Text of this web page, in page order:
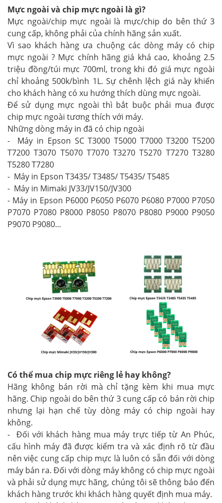
Mực ngoài và chip mực ngoài là gì?
Mực ngoài/chip mực ngoài là mực/chip do bên thứ 3
cung cấp, không phải của chính hãng sản xuất.
Vì sao khách hàng ưa chuộng các dòng máy có chip
mực ngoài ? Mực chính hãng giá khá cao, khoảng 2.5
triệu đồng/túi mực 700ml, trong khi đó giá mực ngoài
chỉ khoảng 500k/bình 1L. Sự chênh lệch giá này khiến
cho khách hàng có xu hướng thích dùng mực ngoài.
Để sử dụng mực ngoài thì bắt buộc phải mua được
chip mực ngoài tương thích với máy.
Những dòng máy in đã có chip ngoài
- Máy in Epson SC T3000 T5000 T7000 T3200 T5200
T7200 T3070 T5070 T7070 T3270 T5270 T7270 T3280
T5280 T7280
- Máy in Epson T3435/ T3485/ T5435/ T5485
- Máy in Mimaki JV33/JV150/JV300
- Máy in Epson P6000 P6050 P6070 P6080 P7000 P7050
P7070 P7080 P8000 P8050 P8070 P8080 P9000 P9050
P9070 P9080...
Có thể mua chip mực riêng lẻ hay không?
Hãng không bán rời mà chỉ tặng kèm khi mua mực
hãng. Chip ngoài do bên thứ 3 cung cấp có bán rời chip
nhưng lại hạn chế tùy dòng máy có chip ngoài hay
không.
- Đối với khách hàng mua máy trực tiếp từ An Phúc,
cấu hình máy đã được kiểm tra và xác định rõ từ đầu
nên việc cung cấp chip mực là luôn có sẵn đối với dòng
máy bán ra. Đối với dòng máy không có chip mực ngoài
và phải sử dụng mực hãng, chúng tôi sẽ thông báo đến
khách hàng trước khi khách hàng quyết định mua máy.